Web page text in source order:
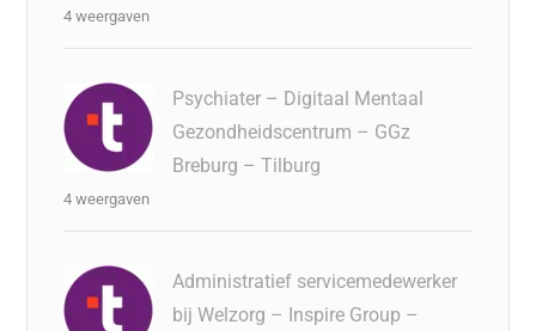
4 weergaven
Psychiater – Digitaal Mentaal
Gezondheidscentrum – GGz
Breburg – Tilburg
4 weergaven
Administratief servicemedewerker
bij Welzorg – Inspire Group –